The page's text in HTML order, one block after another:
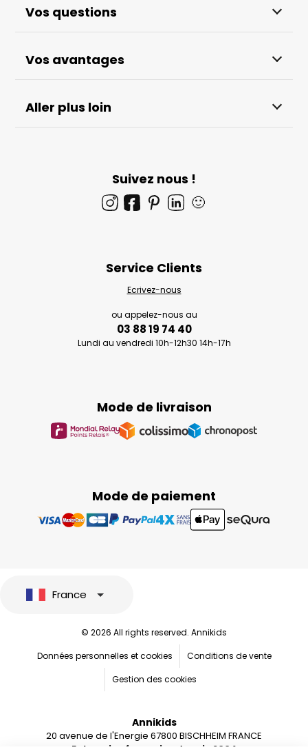
Vos questions
Vos avantages
Aller plus loin
Suivez nous !
🙂
Mode de paiement
Mode de livraison
Service Clients
Ecrivez-nous
ou appelez-nous au
03 88 19 74 40
Lundi au vendredi 10h-12h30 14h-17h
France
© 2026 All rights reserved. Annikids
Données personnelles et cookies
Conditions de vente
Gestion des cookies
Annikids
20 avenue de l'Energie 67800 BISCHHEIM FRANCE
Entreprise française depuis 2004